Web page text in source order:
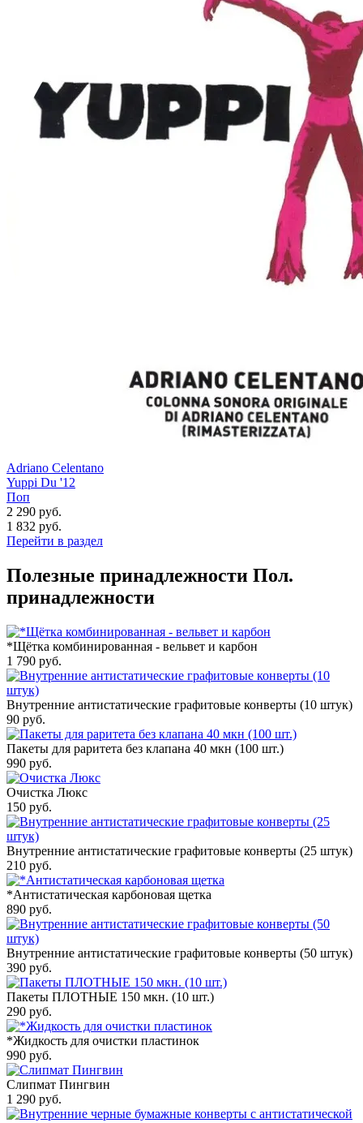
Adriano Celentano
Yuppi Du '12
Поп
2 290 руб.
1 832 руб.
Перейти в раздел
Полезные принадлежности Пол.
принадлежности
*Щётка комбинированная - вельвет и карбон
1 790 руб.
Внутренние антистатические графитовые конверты (10 штук)
90 руб.
Пакеты для раритета без клапана 40 мкн (100 шт.)
990 руб.
Очистка Люкс
150 руб.
Внутренние антистатические графитовые конверты (25 штук)
210 руб.
*Антистатическая карбоновая щетка
890 руб.
Внутренние антистатические графитовые конверты (50 штук)
390 руб.
Пакеты ПЛОТНЫЕ 150 мкн. (10 шт.)
290 руб.
*Жидкость для очистки пластинок
990 руб.
Слипмат Пингвин
1 290 руб.